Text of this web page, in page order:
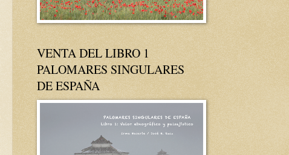
VENTA DEL LIBRO 1
PALOMARES SINGULARES
DE ESPAÑA